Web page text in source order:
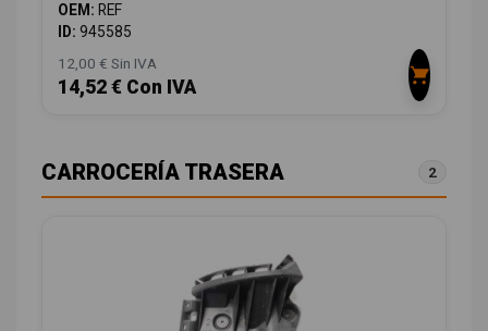
OEM: REF
ID: 945585
12,00 € Sin IVA
14,52 € Con IVA
CARROCERÍA TRASERA 2